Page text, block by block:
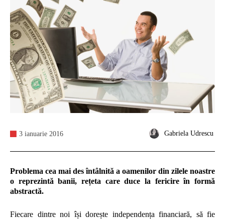
Gabriela Udrescu
3 ianuarie 2016
Problema cea mai des întâlnită a oamenilor din zilele noastre
o reprezintă banii, rețeta care duce la fericire în formă
abstractă.
Fiecare dintre noi își dorește independența financiară, să fie